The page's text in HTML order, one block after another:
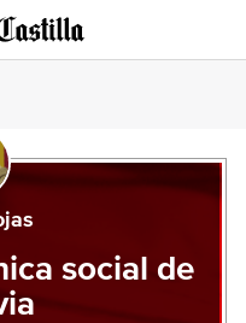
social de